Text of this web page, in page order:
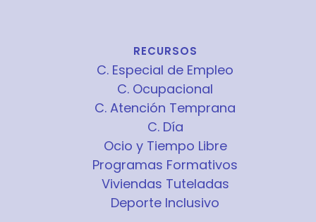
RECURSOS
C. Especial de Empleo
C. Ocupacional
C. Atención Temprana
C. Día
Ocio y Tiempo Libre
Programas Formativos
Viviendas Tuteladas
Deporte Inclusivo